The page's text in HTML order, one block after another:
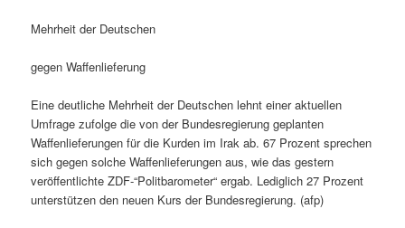
Mehrheit der Deutschen
gegen Waffenlieferung
Eine deutliche Mehrheit der Deutschen lehnt einer aktuellen
Umfrage zufolge die von der Bundesregierung geplanten
Waffenlieferungen für die Kurden im Irak ab. 67 Prozent sprechen
sich gegen solche Waffenlieferungen aus, wie das gestern
veröffentlichte ZDF-“Politbarometer“ ergab. Lediglich 27 Prozent
unterstützen den neuen Kurs der Bundesregierung. (afp)